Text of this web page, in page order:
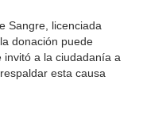
Sangre, licenciada
donación puede
invitó a la ciudadanía a
esta causa